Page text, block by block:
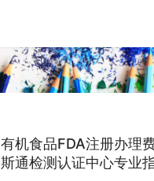
有机食品FDA注册办理
斯通检测认证中心专业